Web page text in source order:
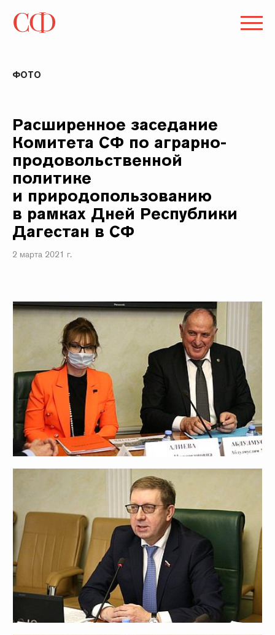
ФОТО
Расширенное заседание
Комитета СФ по аграрно-
продовольственной
политике
и природопользованию
в рамках Дней Республики
Дагестан в СФ
2 марта 2021 г.